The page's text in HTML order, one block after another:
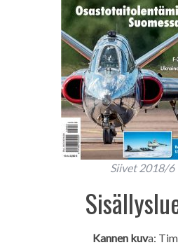
Siivet 2018/6
Kannen kuva: